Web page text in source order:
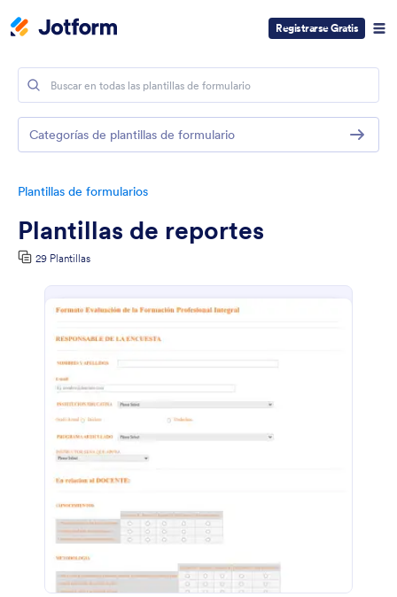
Registrarse Gratis
Plantillas de formularios
Plantillas de reportes
29 Plantillas
Categorías de plantillas de formulario